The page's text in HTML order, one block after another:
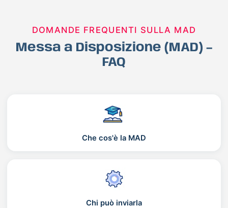
DOMANDE FREQUENTI SULLA MAD
Messa a Disposizione (MAD) –
FAQ
Che cos'è la MAD
Chi può inviarla